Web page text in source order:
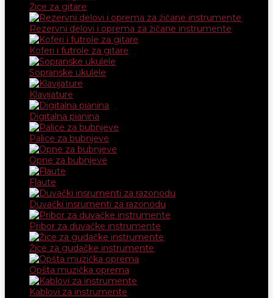
Žice za gitare
Rezervni delovi i oprema za žičane instrumente
Koferi i futrole za gitare
Sopranske ukulele
Klavijature
Digitalna pianina
Palice za bubnjeve
Opne za bubnjeve
Flaute
Duvački insrumenti za razonodu
Pribor za duvačke instrumente
Žice za gudačke instrumente
Opšta muzička oprema
Kablovi za instrumente